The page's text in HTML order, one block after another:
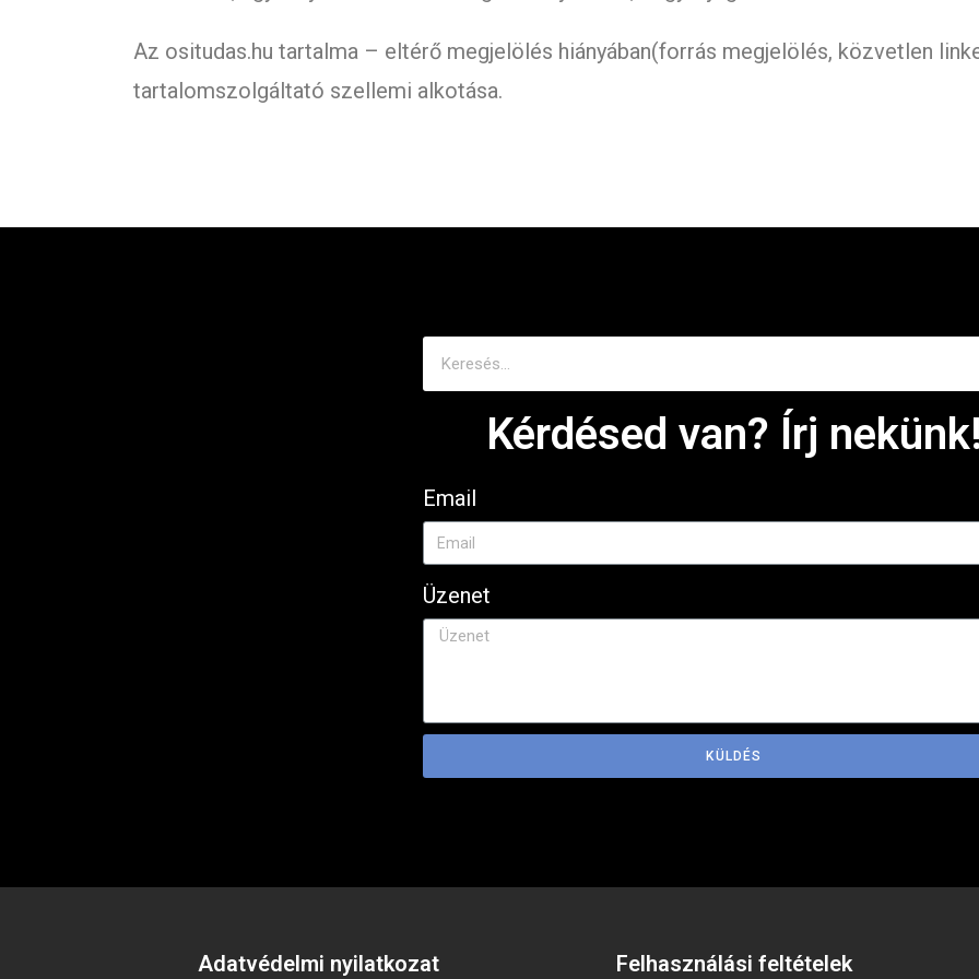
Az ositudas.hu tartalma – eltérő megjelölés hiányában(forrás megjelölés, közvetlen
tartalomszolgáltató szellemi alkotása.
Kérdésed van? Írj nekünk!
Email
Üzenet
KÜLDÉS
Adatvédelmi nyilatkozat Felhasználási feltételek